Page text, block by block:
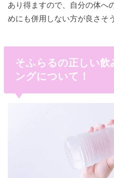
あり得ますので、自分の体へ
めにも併用しない方が良さそ
そふらるの正しい飲
ングについて！